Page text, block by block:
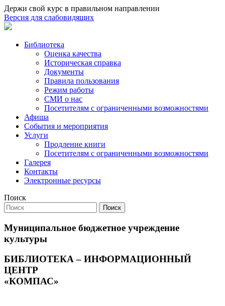
Держи свой курс в правильном направлении
Версия для слабовидящих
Библиотека
Оценка качества
Историческая справка
Документы
Правила пользования
Режим работы
СМИ о нас
Посетителям с ограниченными возможностями
Афиша
События и мероприятия
Услуги
Продление книги
Посетителям с ограниченными возможностями
Галерея
Контакты
Электронные ресурсы
Поиск
Поиск
Муниципальное бюджетное учреждение
культуры
БИБЛИОТЕКА – ИНФОРМАЦИОННЫЙ
ЦЕНТР
«КОМПАС»